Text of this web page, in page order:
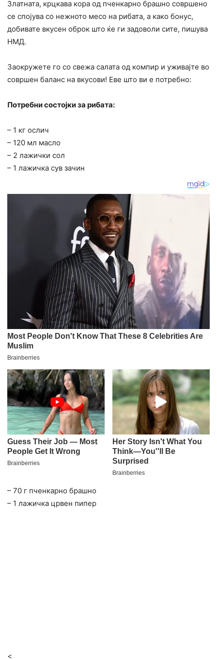
Златната, крцкава кора од пченкарно брашно совршено
се спојува со нежното месо на рибата, а како бонус,
добивате вкусен оброк што ќе ги задоволи сите, пишува
НМД.
Заокружете го со свежа салата од компир и уживајте во
совршен баланс на вкусови! Еве што ви е потребно:
Потребни состојки за рибата:
– 1 кг ослич
– 120 мл масло
– 2 лажички сол
– 1 лажичка сув зачин
– 70 г пченкарно брашно
– 1 лажичка црвен пипер
<